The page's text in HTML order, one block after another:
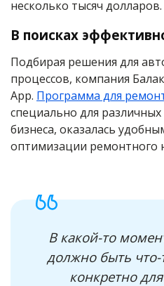
несколько тысяч долларов.
В поисках
Подбирая решения для
процессов, компания
App. Программа для
специально для различных
бизнеса, оказалась
оптимизации ремонтного
В какой-то
должно быть
конкретно